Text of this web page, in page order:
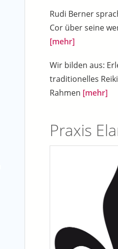
Rudi Berner
Cor über seine
[mehr]
Wir bilden aus:
traditionelles
Rahmen [mehr]
Praxis